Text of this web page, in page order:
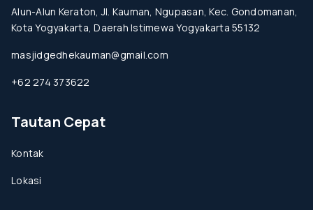
Alun-Alun Keraton, Jl. Kauman, Ngupasan, Kec. Gondomanan,
Kota Yogyakarta, Daerah Istimewa Yogyakarta 55132
masjidgedhekauman@gmail.com
+62 274 373622
Tautan Cepat
Kontak
Lokasi